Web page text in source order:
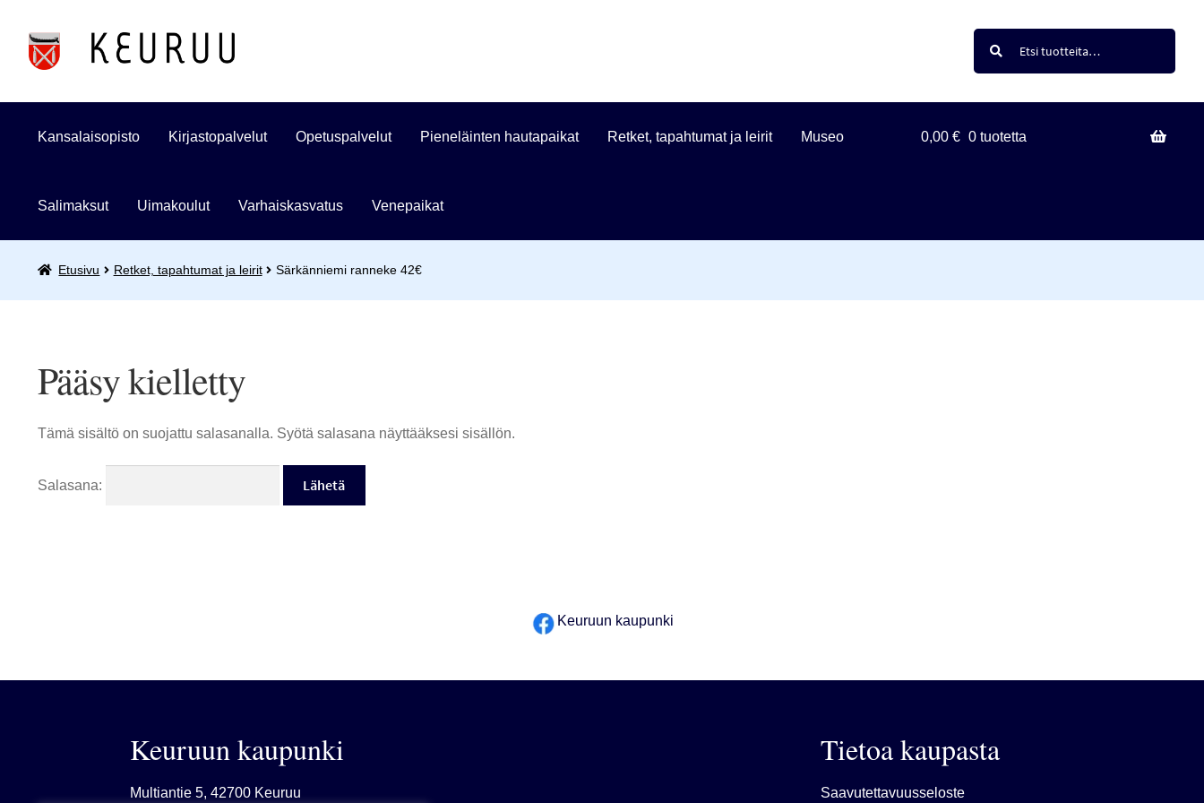
Siirry
Siirry
Haku
Kansalaisopisto Kirjastopalvelut Opetuspalvelut Pieneläinten hautapaikat Retket, tapahtumat ja leirit Museo
Salimaksut Uimakoulut Varhaiskasvatus Venepaikat
0,00€ 0 tuotetta
Etusivu Retket, tapahtumat ja leirit Särkänniemi ranneke 42€
Pääsy kielletty
Tämä sisältö on suojattu salasanalla. Syötä salasana näyttääksesi sisällön.
Salasana:
Keuruun kaupunki
Keuruun kaupunki
Multiantie 5, 42700 Keuruu
Tietoa kaupasta
Saavutettavuusseloste